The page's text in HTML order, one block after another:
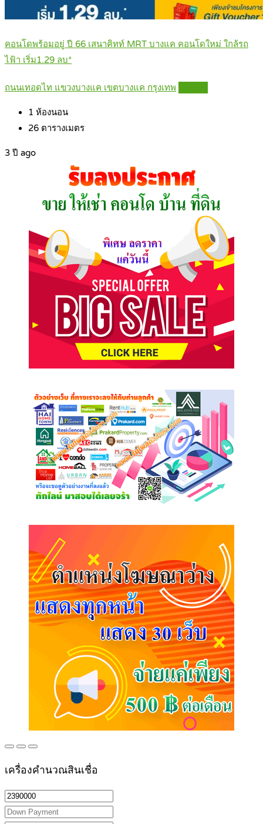
คอนโดพร้อมอยู่ ปี 66 เสนาคิทท์ MRT บางแค คอนโดใหม่ ใกล้รถ
ไฟ้า เริ่ม1.29 ลบ*
ถนนเทอดไท แขวงบางแค เขตบางแค กรุงเทพ
1 ห้องนอน
26 ตารางเมตร
3 ปี ago
เครื่องคำนวณสินเชื่อ